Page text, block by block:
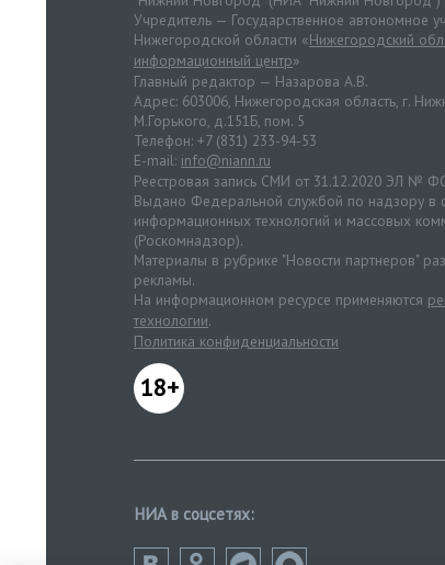
Учредитель — Государственное автономное
Нижегородской области «Нижегородский
информационный центр»
Главный редактор — Назарова А.В.
Адрес: 603006, Нижегородская область, г.
М.Горького, д.151Б, пом. 5
Телефон: +7 (831) 233-94-53
E-mail: info@niann.ru
Реестровая запись СМИ от 31.12.2020 ЭЛ №
Выдано Федеральной службой по надзору в
информационных технологий и массовых
(Роскомнадзор).
Материалы в рубрике "Новости партнеров"
рекламы.
На информационном ресурсе применяются
технологии.
Политика конфиденциальности
18+
НИА в соцсетях: